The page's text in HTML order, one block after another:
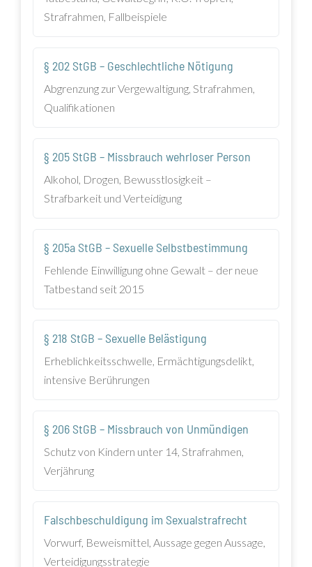
Strafrahmen, Fallbeispiele
§ 202 StGB – Geschlechtliche Nötigung
Abgrenzung zur Vergewaltigung, Strafrahmen,
Qualifikationen
§ 205 StGB – Missbrauch wehrloser Person
Alkohol, Drogen, Bewusstlosigkeit –
Strafbarkeit und Verteidigung
§ 205a StGB – Sexuelle Selbstbestimmung
Fehlende Einwilligung ohne Gewalt – der neue
Tatbestand seit 2015
§ 218 StGB – Sexuelle Belästigung
Erheblichkeitsschwelle, Ermächtigungsdelikt,
intensive Berührungen
§ 206 StGB – Missbrauch von Unmündigen
Schutz von Kindern unter 14, Strafrahmen,
Verjährung
Falschbeschuldigung im Sexualstrafrecht
Vorwurf, Beweismittel, Aussage gegen Aussage,
Verteidigungsstrategie